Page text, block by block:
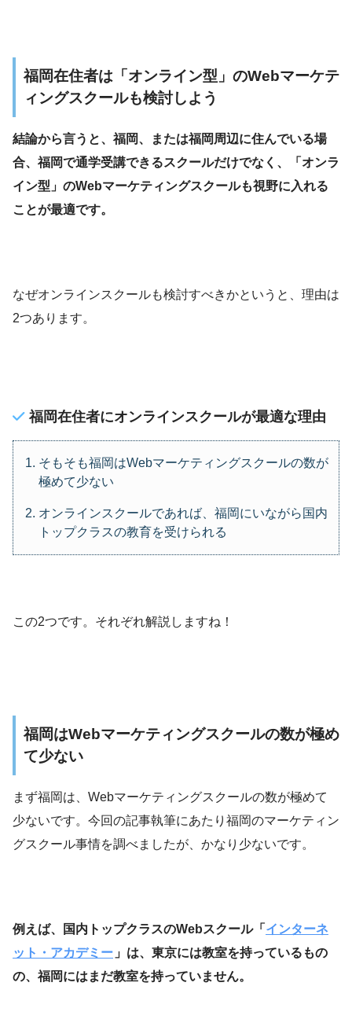
福岡在住者は「オンライン型」のWebマーケテ
ィングスクールも検討しよう
結論から言うと、福岡、または福岡周辺に住んでいる場
合、福岡で通学受講できるスクールだけでなく、「オンラ
イン型」のWebマーケティングスクールも視野に入れる
ことが最適です。
なぜオンラインスクールも検討すべきかというと、理由は
2つあります。
福岡在住者にオンラインスクールが最適な理由
そもそも福岡はWebマーケティングスクールの数が
極めて少ない
オンラインスクールであれば、福岡にいながら国内
トップクラスの教育を受けられる
この2つです。それぞれ解説しますね！
福岡はWebマーケティングスクールの数が極め
て少ない
まず福岡は、Webマーケティングスクールの数が極めて
少ないです。今回の記事執筆にあたり福岡のマーケティン
グスクール事情を調べましたが、かなり少ないです。
例えば、国内トップクラスのWebスクール「 インターネ
ット・アカデミー 」は、東京には教室を持っているもの
の、福岡にはまだ教室を持っていません。